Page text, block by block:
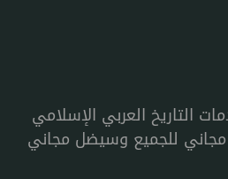
التاريخ العربي الإسلامي
مجاني للجميع وسيضل مجاني